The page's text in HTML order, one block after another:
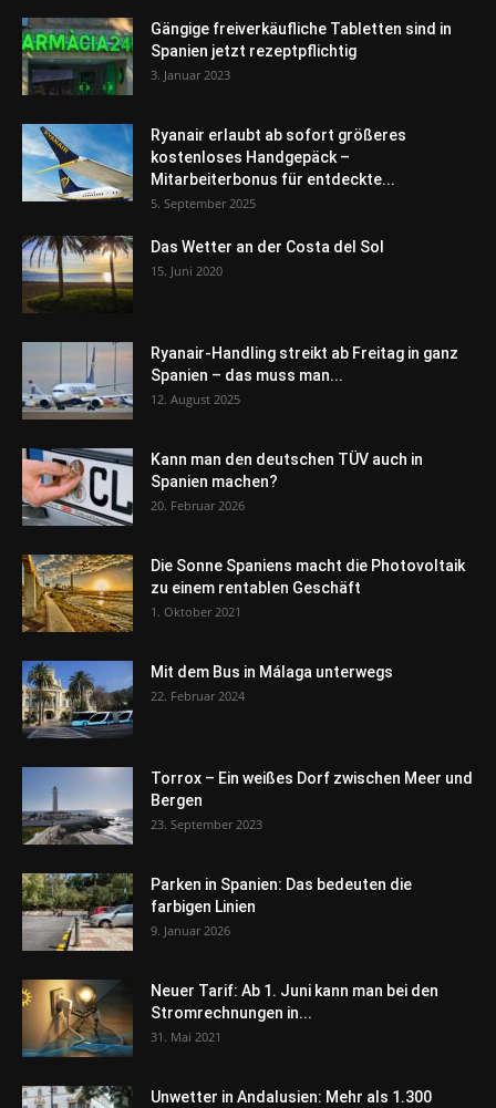
Gängige freiverkäufliche Tabletten sind in
Spanien jetzt rezeptpflichtig
3. Januar 2023
Ryanair erlaubt ab sofort größeres
kostenloses Handgepäck –
Mitarbeiterbonus für entdeckte...
5. September 2025
Das Wetter an der Costa del Sol
15. Juni 2020
Ryanair-Handling streikt ab Freitag in ganz
Spanien – das muss man...
12. August 2025
Kann man den deutschen TÜV auch in
Spanien machen?
20. Februar 2026
Die Sonne Spaniens macht die Photovoltaik
zu einem rentablen Geschäft
1. Oktober 2021
Mit dem Bus in Málaga unterwegs
22. Februar 2024
Torrox – Ein weißes Dorf zwischen Meer und
Bergen
23. September 2023
Parken in Spanien: Das bedeuten die
farbigen Linien
9. Januar 2026
Neuer Tarif: Ab 1. Juni kann man bei den
Stromrechnungen in...
31. Mai 2021
Unwetter in Andalusien: Mehr als 1.300